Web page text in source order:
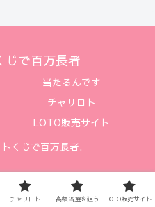
じで百万長者
当たるんです
チャリロト
LOTO販売サイト
くじで百万長者.
チャリロト 高額当選を狙う LOTO販売サイト